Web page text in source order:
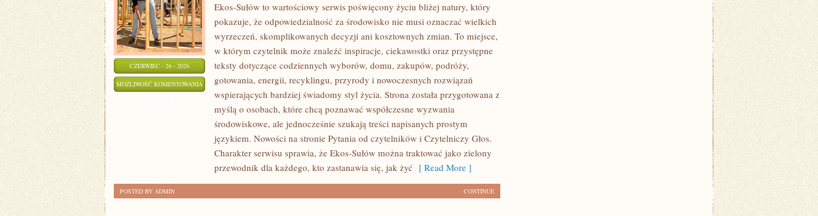
CZERWIEC - 26 - 2026
MOŻLIWOŚĆ KOMENTOWANIA PRZYRODA
OCHRONA
ŚRODOWISKA
Ekos-Sułów to wartościowy serwis poświęcony życiu bliżej natury, który
pokazuje, że odpowiedzialność za środowisko nie musi oznaczać wielkich
wyrzeczeń, skomplikowanych decyzji ani kosztownych zmian. To miejsce,
w którym czytelnik może znaleźć inspiracje, ciekawostki oraz przystępne
teksty dotyczące codziennych wyborów, domu, zakupów, podróży,
gotowania, energii, recyklingu, przyrody i nowoczesnych rozwiązań
wspierających bardziej świadomy styl życia. Strona została przygotowana z
myślą o osobach, które chcą poznawać współczesne wyzwania
środowiskowe, ale jednocześnie szukają treści napisanych prostym
językiem. Nowości na stronie Pytania od czytelników i Czytelniczy Głos.
Charakter serwisu sprawia, że Ekos-Sułów można traktować jako zielony
przewodnik dla każdego, kto zastanawia się, jak żyć [ Read More ]
CONTINUE
POSTED BY ADMIN